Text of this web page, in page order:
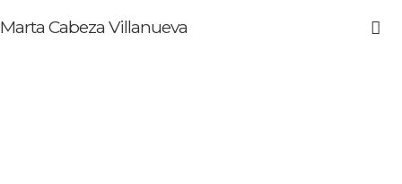
Marta Cabeza Villanueva